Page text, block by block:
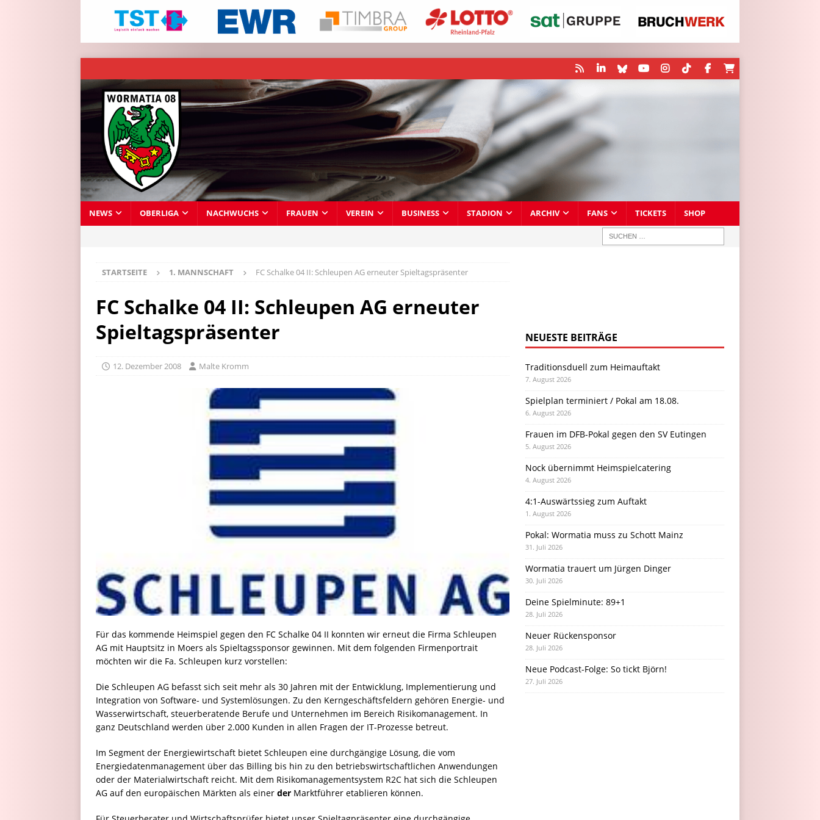
NEWS OBERLIGA NACHWUCHS FRAUEN VEREIN BUSINESS STADION ARCHIV FANS TICKETS SHOP
STARTSEITE 1. MANNSCHAFT FC Schalke 04 II: Schleupen AG erneuter Spieltagspräsenter
FC Schalke 04 II: Schleupen AG erneuter
Spieltagspräsenter
12. Dezember 2008 Malte Kromm
Für das kommende Heimspiel gegen den FC Schalke 04 II konnten wir erneut die Firma Schleupen
AG mit Hauptsitz in Moers als Spieltagssponsor gewinnen. Mit dem folgenden Firmenportrait
möchten wir die Fa. Schleupen kurz vorstellen:
Die Schleupen AG befasst sich seit mehr als 30 Jahren mit der Entwicklung, Implementierung und
Integration von Software- und Systemlösungen. Zu den Kerngeschäftsfeldern gehören Energie- und
Wasserwirtschaft, steuerberatende Berufe und Unternehmen im Bereich Risiko­management. In
ganz Deutschland werden über 2.000 Kunden in allen Fragen der IT-Prozesse betreut.
Im Segment der Energiewirtschaft bietet Schleupen eine durchgängige Lösung, die vom
Energiedatenmanagement über das Billing bis hin zu den betriebswirtschaftlichen Anwendungen
oder der Materialwirtschaft reicht. Mit dem Risikomanagementsystem R2C hat sich die Schleupen
AG auf den europäischen Märkten als einer der Marktführer etablieren können.
NEUESTE BEITRÄGE
Traditionsduell zum Heimauftakt
7. August 2026
Spielplan terminiert / Pokal am 18.08.
6. August 2026
Frauen im DFB-Pokal gegen den SV Eutingen
5. August 2026
Nock übernimmt Heimspielcatering
4. August 2026
4:1-Auswärtssieg zum Auftakt
1. August 2026
Pokal: Wormatia muss zu Schott Mainz
31. Juli 2026
Wormatia trauert um Jürgen Dinger
30. Juli 2026
Deine Spielminute: 89+1
28. Juli 2026
Neuer Rückensponsor
28. Juli 2026
Neue Podcast-Folge: So tickt Björn!
27. Juli 2026